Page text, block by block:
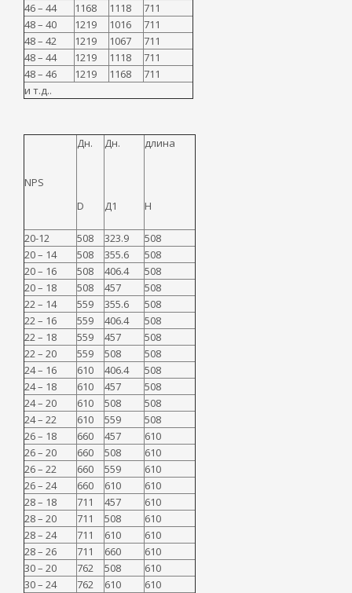
46 – 44
1168 1118
711
48 – 40
1219 1016
711
48 – 42
1219 1067
711
48 – 44
1219 1118
711
48 – 46
1219 1168
711
и т.д..
NPS
Дн.
D
Дн.
Д1
длина
H
20-12 508 323.9
508
20 – 14
508 355.6
508
20 – 16
508 406.4
508
20 – 18
508 457
508
22 – 14
559 355.6
508
22 – 16
559 406.4
508
22 – 18
559 457
508
22 – 20
559 508
508
24 – 16
610 406.4
508
24 – 18
610 457
508
24 – 20
610 508
508
24 – 22
610 559
508
26 – 18
660 457
610
26 – 20
660 508
610
26 – 22
660 559
610
26 – 24
660 610
610
28 – 18
711 457
610
28 – 20
711 508
610
28 – 24
711 610
610
28 – 26
711 660
610
30 – 20
762 508
610
30 – 24
762 610
610